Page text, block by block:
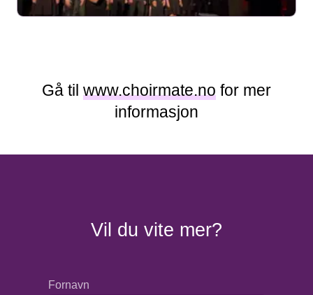
Gå til www.choirmate.no for mer
informasjon
Vil du vite mer?
Fornavn